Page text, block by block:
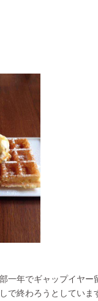
一年でギャップイヤー
で終わろうとしていま